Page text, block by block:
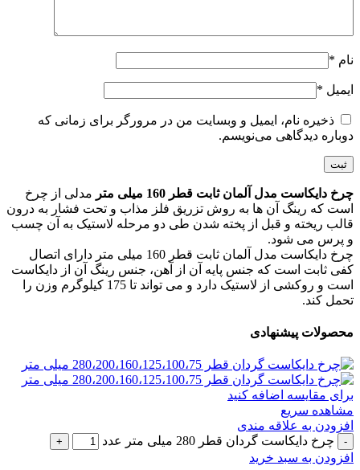
نام *
ایمیل *
ذخیره نام، ایمیل و وبسایت من در مرورگر برای زمانی که
دوباره دیدگاهی می‌نویسم.
چرخ دایکاست مدل آلمان ثابت قطر 160 میلی متر
مدلی از چرخ
است که رینگ آن ها به روش تزریق فلز مذاب و تحت فشار به درون
قالب ریخته و قبل از پخته شدن طی دو مرحله لاستیک به آن چسب
و پرس می شود.
چرخ دایکاست مدل آلمان ثابت قطر 160 میلی متر دارای اتصال
کفی ثابت است که جنس پایه آن از آهن، جنس رینگ آن از دایکاست
است و روکشی از لاستیک دارد و می تواند تا 175 کیلوگرم وزن را
تحمل کند.
محصولات پیشنهادی
برای مقایسه اضافه کنید
مشاهده سریع
افزودن به علاقه مندی
چرخ دایکاست گردان قطر 280 میلی متر عدد
افزودن به سبد خرید